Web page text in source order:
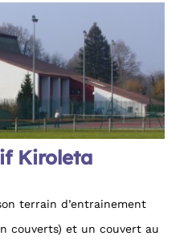
Kiroleta
terrain d’entrainement
couverts) et un couvert au